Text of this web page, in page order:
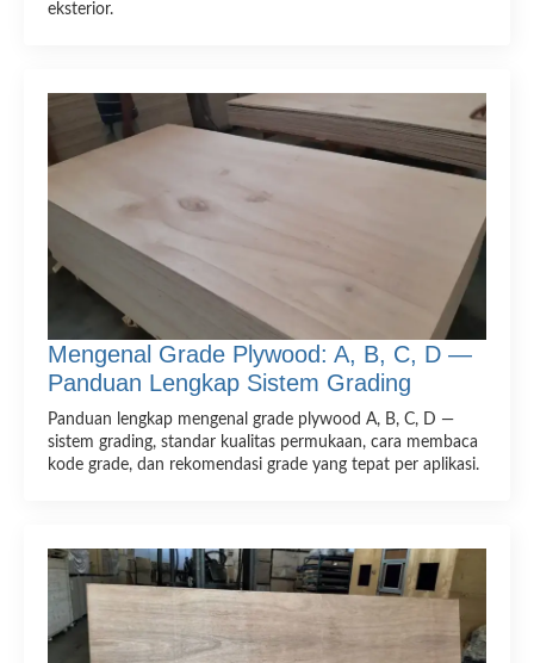
eksterior.
Mengenal Grade Plywood: A, B, C, D —
Panduan Lengkap Sistem Grading
Panduan lengkap mengenal grade plywood A, B, C, D —
sistem grading, standar kualitas permukaan, cara membaca
kode grade, dan rekomendasi grade yang tepat per aplikasi.